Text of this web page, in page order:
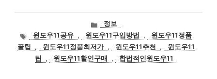
카
테
고
리
정보
태
그
윈도우11공유 , 윈도우11구입방법 ,
윈도우11정품
꿀팁
, 윈도우11정품최저가 , 윈도우11추천 ,
윈도우11
팁
, 윈도우11할인구매 , 합법적인윈도우11